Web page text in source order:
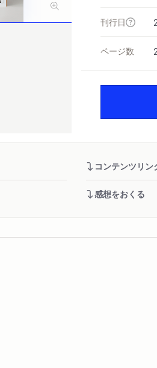
刊行日
ページ数
コンテンツリン
感想をおくる